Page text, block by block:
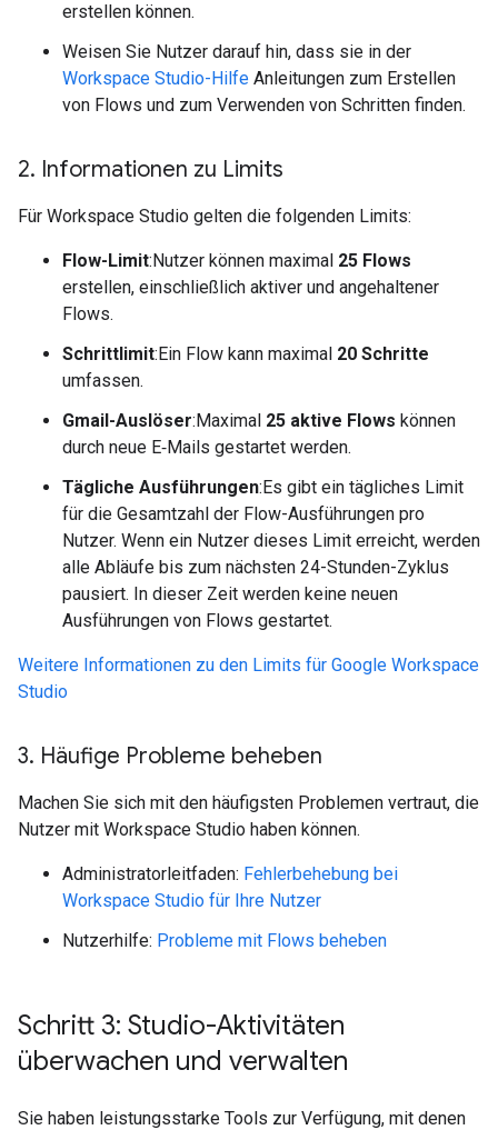
erstellen können.
Weisen Sie Nutzer darauf hin, dass sie in der
Workspace Studio-Hilfe Anleitungen zum Erstellen
von Flows und zum Verwenden von Schritten finden.
2. Informationen zu Limits
Für Workspace Studio gelten die folgenden Limits:
Flow-Limit:Nutzer können maximal 25 Flows
erstellen, einschließlich aktiver und angehaltener
Flows.
Schrittlimit:Ein Flow kann maximal 20 Schritte
umfassen.
Gmail-Auslöser:Maximal 25 aktive Flows können
durch neue E‑Mails gestartet werden.
Tägliche Ausführungen:Es gibt ein tägliches Limit
für die Gesamtzahl der Flow-Ausführungen pro
Nutzer. Wenn ein Nutzer dieses Limit erreicht, werden
alle Abläufe bis zum nächsten 24-Stunden-Zyklus
pausiert. In dieser Zeit werden keine neuen
Ausführungen von Flows gestartet.
Weitere Informationen zu den Limits für Google Workspace
Studio
3. Häufige Probleme beheben
Machen Sie sich mit den häufigsten Problemen vertraut, die
Nutzer mit Workspace Studio haben können.
Administratorleitfaden: Fehlerbehebung bei
Workspace Studio für Ihre Nutzer
Nutzerhilfe: Probleme mit Flows beheben
Schritt 3: Studio-Aktivitäten
überwachen und verwalten
Sie haben leistungsstarke Tools zur Verfügung, mit denen